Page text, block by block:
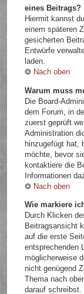
eines Beitrags?
Hiermit kannst
einem späteren
gesicherten
Entwürfe
laden.
Nach oben
Warum muss
Die Board-
dem Forum, in
zuerst geprüft
Administration
hinzugefügt hat,
möchte, bevor
kontaktiere die
Informationen
Nach oben
Wie markiere
Durch Klicken
Beitragsansicht
auf die erste
entsprechenden
möglicherweise
nicht genügend
Thema nach
darauf